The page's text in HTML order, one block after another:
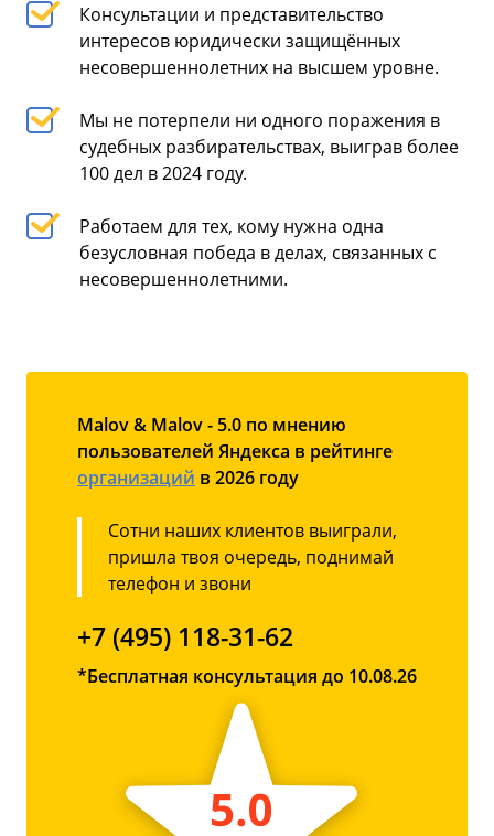
Консультации и представительство
интересов юридически защищённых
несовершеннолетних на высшем уровне.
Мы не потерпели ни одного поражения в
судебных разбирательствах, выиграв более
100 дел в 2024 году.
Работаем для тех, кому нужна одна
безусловная победа в делах, связанных с
несовершеннолетними.
Malov & Malov - 5.0 по мнению
пользователей Яндекса в рейтинге
организаций в 2026 году
Сотни наших клиентов выиграли,
пришла твоя очередь, поднимай
телефон и звони
+7 (495) 118-31-62
*Бесплатная консультация до 10.08.26